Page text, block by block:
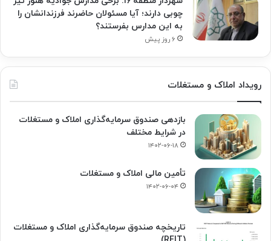
چوبی دارند؛ آیا مسئولان حاضرند فرزندانشان را
به این مدارس بفرستند؟
۶ روز پیش
رویداد املاک و مستغلات
بازدهی صندوق سرمایه‌گذاری املاک و مستغلات
در شرایط مختلف
۱۴۰۲-۰۶-۱۸
تأمین مالی املاک و مستغلات
۱۴۰۲-۰۶-۰۴
تاریخچه صندوق سرمایه‌گذاری املاک و مستغلات